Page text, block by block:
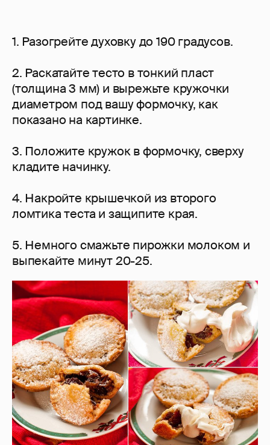
1. Разогрейте духовку до 190 градусов.
2. Раскатайте тесто в тонкий пласт
(толщина 3 мм) и вырежьте кружочки
диаметром под вашу формочку, как
показано на картинке.
3. Положите кружок в формочку, сверху
кладите начинку.
4. Накройте крышечкой из второго
ломтика теста и защипите края.
5. Немного смажьте пирожки молоком и
выпекайте минут 20-25.